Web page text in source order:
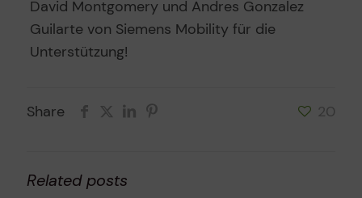
David Montgomery und Andres Gonzalez
Guilarte von Siemens Mobility für die
Unterstützung!
Share 20
Related posts